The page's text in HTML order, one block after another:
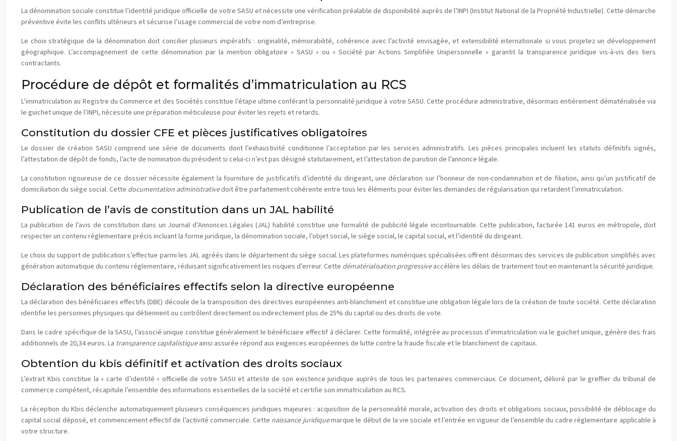
La dénomination sociale constitue l’identité juridique officielle de votre SASU et nécessite une vérification préalable de disponibilité auprès de l’INPI (Institut National de la Propriété Industrielle). Cette démarche
préventive évite les conflits ultérieurs et sécurise l’usage commercial de votre nom d’entreprise.
Le choix stratégique de la dénomination doit concilier plusieurs impératifs : originalité, mémorabilité, cohérence avec l’activité envisagée, et extensibilité internationale si vous projetez un développement
géographique. L’accompagnement de cette dénomination par la mention obligatoire « SASU » ou « Société par Actions Simplifiée Unipersonnelle » garantit la transparence juridique vis-à-vis des tiers
contractants.
Procédure de dépôt et formalités d’immatriculation au RCS
L’immatriculation au Registre du Commerce et des Sociétés constitue l’étape ultime conférant la personnalité juridique à votre SASU. Cette procédure administrative, désormais entièrement dématérialisée via
le guichet unique de l’INPI, nécessite une préparation méticuleuse pour éviter les rejets et retards.
Constitution du dossier CFE et pièces justificatives obligatoires
Le dossier de création SASU comprend une série de documents dont l’exhaustivité conditionne l’acceptation par les services administratifs. Les pièces principales incluent les statuts définitifs signés,
l’attestation de dépôt de fonds, l’acte de nomination du président si celui-ci n’est pas désigné statutairement, et l’attestation de parution de l’annonce légale.
La constitution rigoureuse de ce dossier nécessite également la fourniture de justificatifs d’identité du dirigeant, une déclaration sur l’honneur de non-condamnation et de filiation, ainsi qu’un justificatif de
domiciliation du siège social. Cette documentation administrativedoit être parfaitement cohérente entre tous les éléments pour éviter les demandes de régularisation qui retardent l’immatriculation.
Publication de l’avis de constitution dans un JAL habilité
La publication de l’avis de constitution dans un Journal d’Annonces Légales (JAL) habilité constitue une formalité de publicité légale incontournable. Cette publication, facturée 141 euros en métropole, doit
respecter un contenu réglementaire précis incluant la forme juridique, la dénomination sociale, l’objet social, le siège social, le capital social, et l’identité du dirigeant.
Le choix du support de publication s’effectue parmi les JAL agréés dans le département du siège social. Les plateformes numériques spécialisées offrent désormais des services de publication simplifiés avec
génération automatique du contenu réglementaire, réduisant significativement les risques d’erreur. Cette dématérialisation progressiveaccélère les délais de traitement tout en maintenant la sécurité juridique.
Déclaration des bénéficiaires effectifs selon la directive européenne
La déclaration des bénéficiaires effectifs (DBE) découle de la transposition des directives européennes anti-blanchiment et constitue une obligation légale lors de la création de toute société. Cette déclaration
identifie les personnes physiques qui détiennent ou contrôlent directement ou indirectement plus de 25% du capital ou des droits de vote.
Dans le cadre spécifique de la SASU, l’associé unique constitue généralement le bénéficiaire effectif à déclarer. Cette formalité, intégrée au processus d’immatriculation via le guichet unique, génère des frais
additionnels de 20,34 euros. La transparence capitalistiqueainsi assurée répond aux exigences européennes de lutte contre la fraude fiscale et le blanchiment de capitaux.
Obtention du kbis définitif et activation des droits sociaux
L’extrait Kbis constitue la « carte d’identité » officielle de votre SASU et atteste de son existence juridique auprès de tous les partenaires commerciaux. Ce document, délivré par le greffier du tribunal de
commerce compétent, récapitule l’ensemble des informations essentielles de la société et certifie son immatriculation au RCS.
La réception du Kbis déclenche automatiquement plusieurs conséquences juridiques majeures : acquisition de la personnalité morale, activation des droits et obligations sociaux, possibilité de déblocage du
capital social déposé, et commencement effectif de l’activité commerciale. Cette naissance juridiquemarque le début de la vie sociale et l’entrée en vigueur de l’ensemble du cadre réglementaire applicable à
votre structure.